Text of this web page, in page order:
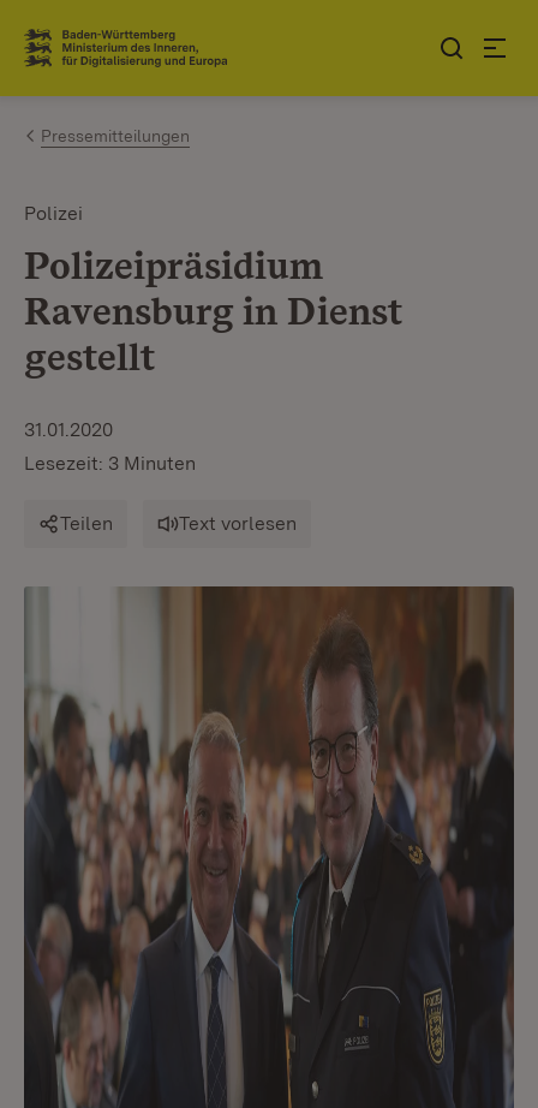
Zum Inhalt springen
Link zur Startseite
Pressemitteilungen
Polizei
Polizeipräsidium
Ravensburg in Dienst
gestellt
31.01.2020
Lesezeit: 3 Minuten
Teilen Text vorlesen